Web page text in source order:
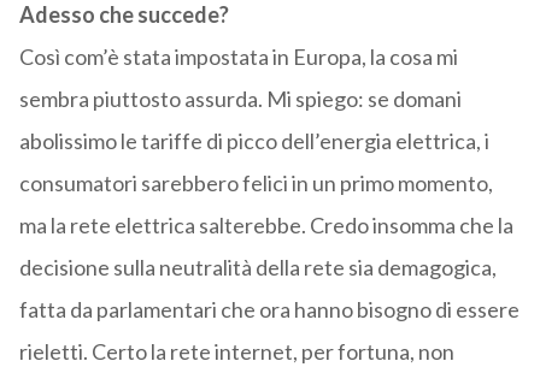
Adesso che succede?
Così com’è stata impostata in Europa, la cosa mi
sembra piuttosto assurda. Mi spiego: se domani
abolissimo le tariffe di picco dell’energia elettrica, i
consumatori sarebbero felici in un primo momento,
ma la rete elettrica salterebbe. Credo insomma che la
decisione sulla neutralità della rete sia demagogica,
fatta da parlamentari che ora hanno bisogno di essere
rieletti. Certo la rete internet, per fortuna, non